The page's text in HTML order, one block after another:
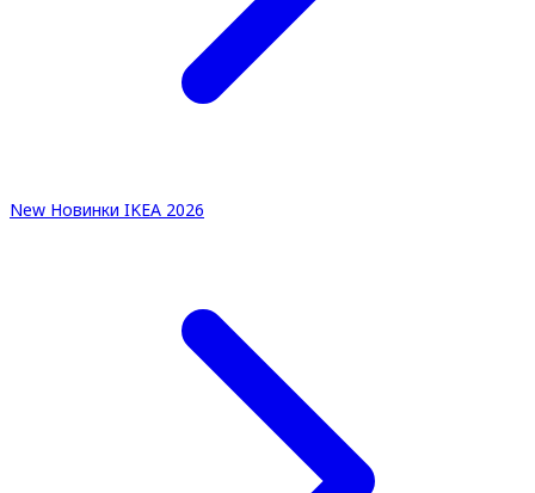
New Новинки IKEA 2026